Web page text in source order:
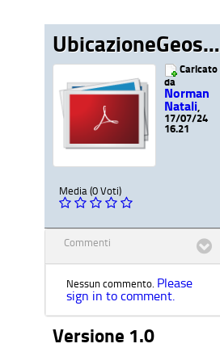
UbicazioneGeositiUmbria
Caricato
da
Norman
Natali
17/07/24
16.21
Media (0 Voti)
Commenti
Nessun commento. Please
sign in to comment.
Versione 1.0